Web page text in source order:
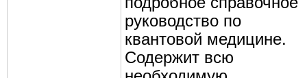
руководство по
квантовой медицине.
Содержит всю